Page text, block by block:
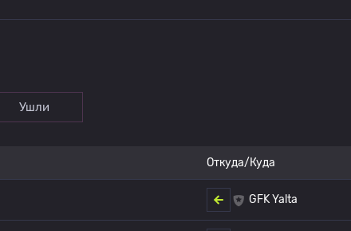
Ушли
Откуда/Куда
GFK Yalta